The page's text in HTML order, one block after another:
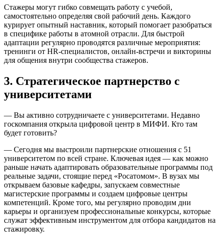
Стажеры могут гибко совмещать работу с учебой,
самостоятельно определяя свой рабочий день. Каждого
курирует опытный наставник, который помогает разобраться
в специфике работы в атомной отрасли. Для быстрой
адаптации регулярно проводятся различные мероприятия:
тренинги от HR-специалистов, онлайн-встречи и викторины
для общения внутри сообщества стажеров.
3. Стратегическое партнерство с
университетами
— Вы активно сотрудничаете с университетами. Недавно
госкомпания открыла цифровой центр в МИФИ. Кто там
будет готовить?
— Сегодня мы выстроили партнерские отношения с 51
университетом по всей стране. Ключевая идея — как можно
раньше начать адаптировать образовательные программы под
реальные задачи, стоящие перед «Росатомом». В вузах мы
открываем базовые кафедры, запускаем совместные
магистерские программы и создаем цифровые центры
компетенций. Кроме того, мы регулярно проводим дни
карьеры и организуем профессиональные конкурсы, которые
служат эффективным инструментом для отбора кандидатов на
стажировку.